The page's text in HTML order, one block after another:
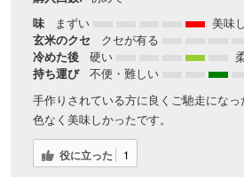
味
まずい
美味
玄米のクセ
クセが有る
冷めた後
硬い
持ち運び
不便・難しい
手作りされている方に良くご馳走にな
色なく美味しかったです。
役に立った 1